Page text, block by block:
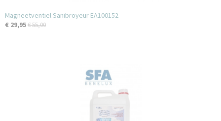
Magneetventiel Sanibroyeur EA100152
€ 29,95€ 55,00